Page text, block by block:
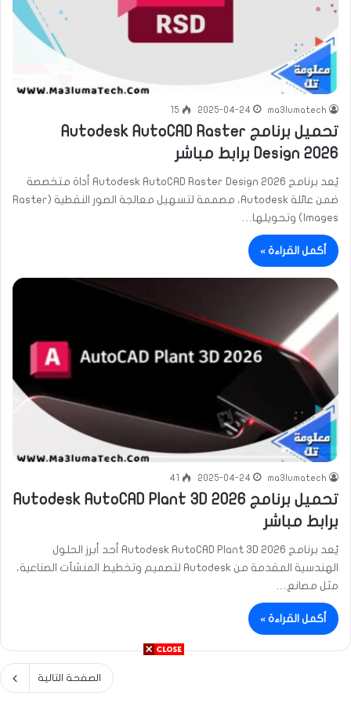
ma3lumatech
2025-04-24
15
تحميل برنامج Autodesk AutoCAD Raster
Design 2026 برابط مباشر
يُعد برنامج Autodesk AutoCAD Raster Design 2026 أداة متخصصة
ضمن عائلة Autodesk، مصممة لتسهيل معالجة الصور النقطية (Raster
Images) وتحويلها…
أكمل القراءة »
ma3lumatech
2025-04-24
41
تحميل برنامج Autodesk AutoCAD Plant 3D 2026
برابط مباشر
يُعد برنامج Autodesk AutoCAD Plant 3D 2026 أحد أبرز الحلول
الهندسية المقدمة من Autodesk لتصميم وتخطيط المنشآت الصناعية،
مثل مصانع…
أكمل القراءة »
الصفحة التالية